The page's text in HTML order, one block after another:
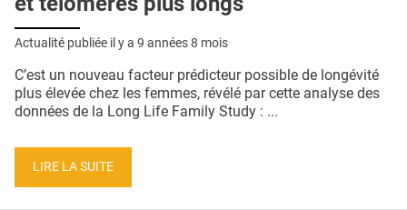
Actualité publiée il y a 9 années 8 mois
C’est un nouveau facteur prédicteur possible de longévité
plus élevée chez les femmes, révélé par cette analyse des
données de la Long Life Family Study : ...
LIRE LA SUITE